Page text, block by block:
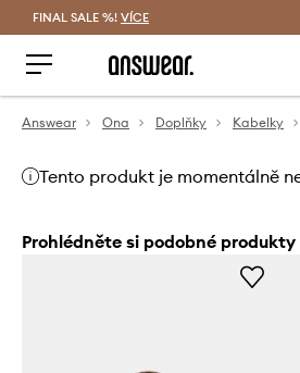
FINAL SALE %! VÍCE
Answear Ona Doplňky Kabelky
Tento produkt je momentálně
Prohlédněte si podobné produkty